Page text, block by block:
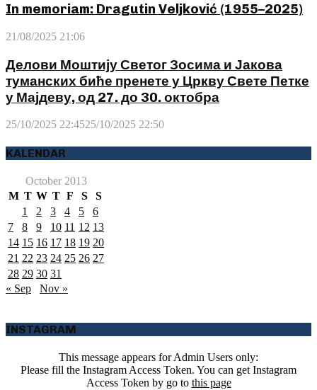
In memoriam: Dragutin Veljković (1955–2025)
21/08/2025 21:06
Делови Моштију Светог Зосима и Јакова
туманских биће пренете у Цркву Свете Петке
у Мајдеву, од 27. до 30. октобра
25/10/2025 22:4525/10/2025 22:50
KALENDAR
October 2013
M T W T F S
S
1
2 3 4 5
6
7
8 9 10 11 12 13
14 15 16 17 18 19 20
21 22 23 24 25 26 27
28 29 30 31
« Sep
Nov »
INSTAGRAM
This message appears for Admin Users only:
Please fill the Instagram Access Token. You can get Instagram
Access Token by go to this page